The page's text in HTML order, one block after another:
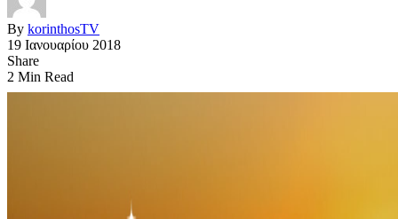
By korinthosTV
19 Ιανουαρίου 2018
Share
2 Min Read